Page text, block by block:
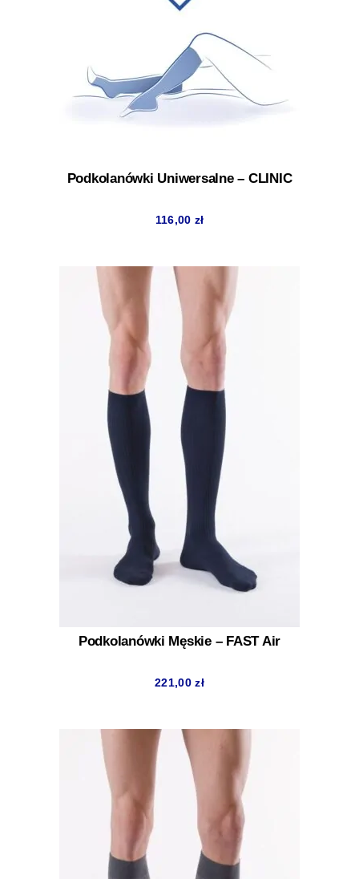
Podkolanówki Uniwersalne – CLINIC
116,00 zł
Podkolanówki Męskie – FAST Air
221,00zł